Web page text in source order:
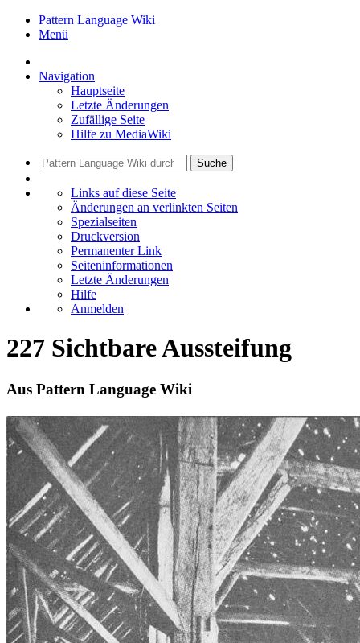
Pattern Language Wiki
Menü
Navigation
Hauptseite
Letzte Änderungen
Zufällige Seite
Hilfe zu MediaWiki
Suche
Links auf diese Seite
Änderungen an verlinkten Seiten
Spezialseiten
Druckversion
Permanenter Link
Seiten­informationen
Letzte Änderungen
Hilfe
Anmelden
227 Sichtbare Aussteifung
Aus Pattern Language Wiki